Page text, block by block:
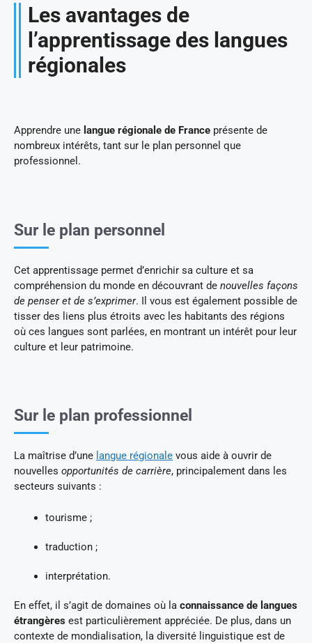
Les avantages de
l’apprentissage des langues
régionales
Apprendre une langue régionale de France présente de
nombreux intérêts, tant sur le plan personnel que
professionnel.
Sur le plan personnel
Cet apprentissage permet d’enrichir sa culture et sa
compréhension du monde en découvrant de nouvelles façons
de penser et de s’exprimer. Il vous est également possible de
tisser des liens plus étroits avec les habitants des régions
où ces langues sont parlées, en montrant un intérêt pour leur
culture et leur patrimoine.
Sur le plan professionnel
La maîtrise d’une langue régionale vous aide à ouvrir de
nouvelles opportunités de carrière, principalement dans les
secteurs suivants :
tourisme ;
traduction ;
interprétation.
En effet, il s’agit de domaines où la connaissance de langues
étrangères est particulièrement appréciée. De plus, dans un
contexte de mondialisation, la diversité linguistique est de